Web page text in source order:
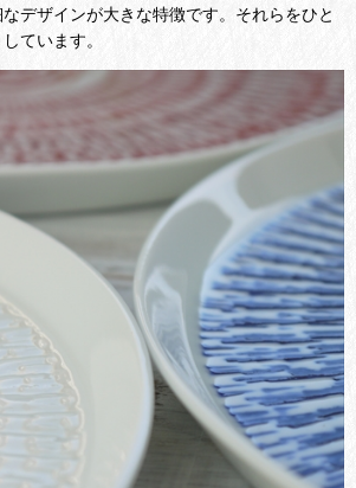
デザインが大きな特徴です。それらをひと
ています。